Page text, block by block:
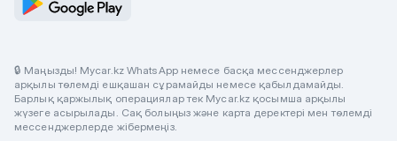
🔒 Маңызды! Mycar.kz WhatsApp немесе басқа мессенджерлер
арқылы төлемді ешқашан сұрамайды немесе қабылдамайды.
Барлық қаржылық операциялар тек Mycar.kz қосымша арқылы
жүзеге асырылады. Сақ болыңыз және карта деректері мен төлемді
мессенджерлерде жібермеңіз.